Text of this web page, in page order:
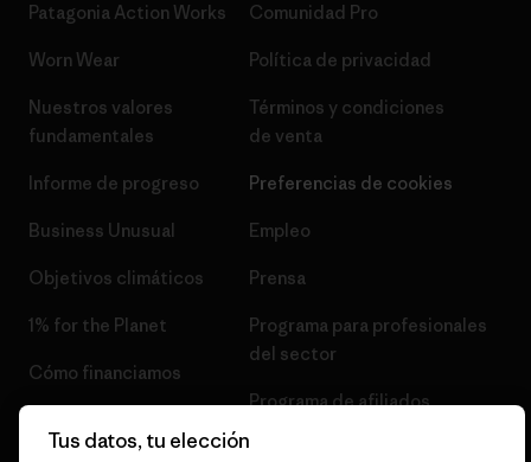
Patagonia Action Works
Worn Wear
Nuestros valores
fundamentales
Informe de progreso
Business Unusual
Objetivos climáticos
1% for the Planet
Cómo financiamos
Comunidad Pro
Política de privacidad
Términos y condiciones
de venta
Preferencias de cookies
Empleo
Prensa
Programa para profesionales
del sector
Programa de afiliados
Mapa del sitio Patagonia
Tus datos, tu elección